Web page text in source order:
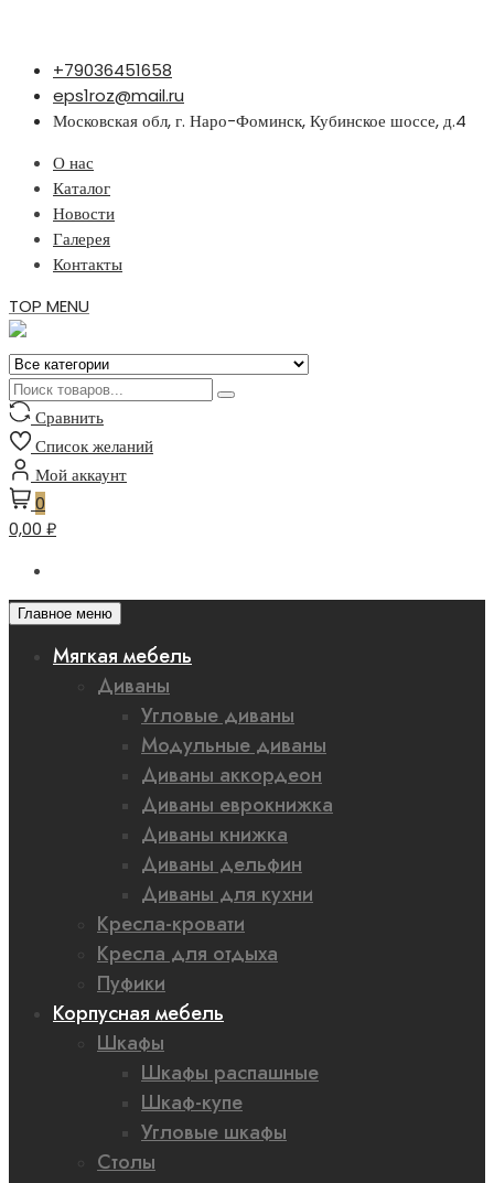
Перейти
содержимому
+79036451658
eps1roz@mail.ru
Московская обл, г. Наро-Фоминск, Кубинское шоссе, д.4
О нас
Каталог
Новости
Галерея
Контакты
TOP MENU
Сравнить
Список желаний
Мой аккаунт
0
0,00 ₽
Главное меню
Мягкая мебель
Диваны
Угловые диваны
Модульные диваны
Диваны аккордеон
Диваны еврокнижка
Диваны книжка
Диваны дельфин
Диваны для кухни
Кресла-кровати
Кресла для отдыха
Пуфики
Корпусная мебель
Шкафы
Шкафы распашные
Шкаф-купе
Угловые шкафы
Столы